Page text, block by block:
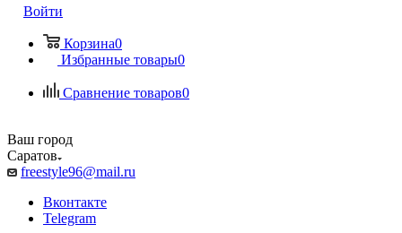
Войти
Корзина0
Избранные товары0
Сравнение товаров0
Ваш город
Саратов
freestyle96@mail.ru
Вконтакте
Telegram